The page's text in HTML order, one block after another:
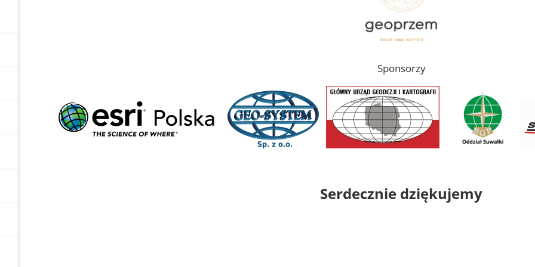
Sponsorzy
Serdecznie dziękujemy